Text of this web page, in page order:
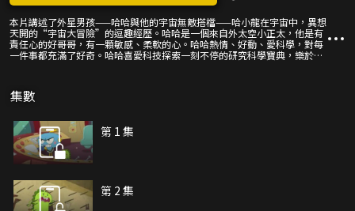
本片講述了外星男孩——哈哈與他的宇宙無敵搭檔——哈小龍在宇宙中，異想
天開的“宇宙大冒險”的逗趣經歷。哈哈是一個來自外太空小正太，他是有
責任心的好哥哥，有一顆敏感、柔軟的心。哈哈熱情、好動、愛科學，對每
一件事都充滿了好奇。哈哈喜愛科技探索一刻不停的研究科學寶典，樂於創
在地球上與哈小龍是搭檔，對所有地球上的事物都充滿著好奇心。他倆就是
充滿探索未知、積極行動好榜樣。
集數
第 1 集
第 2 集